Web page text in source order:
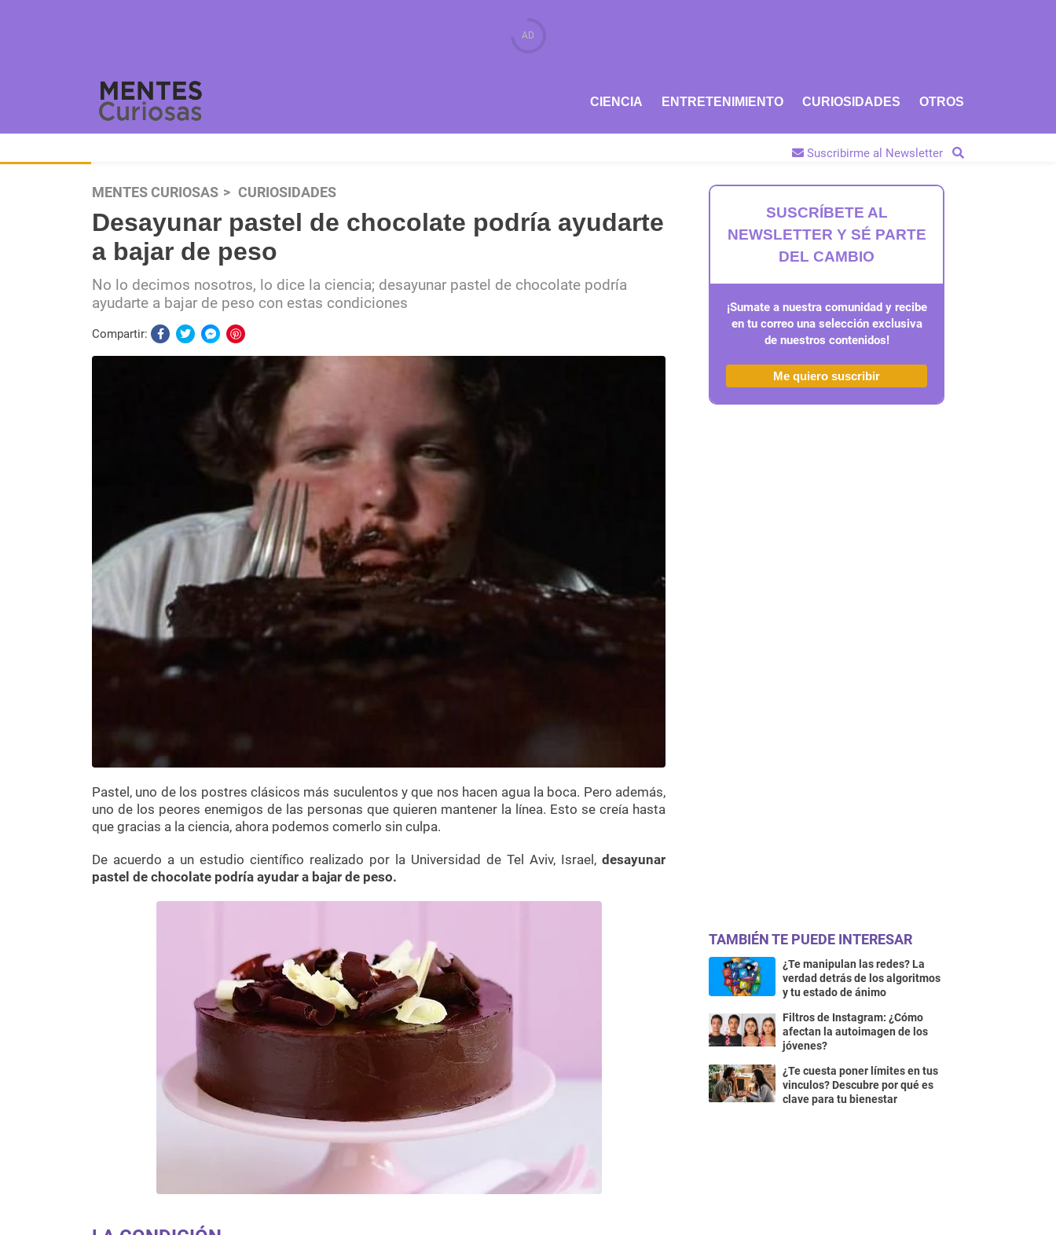
CIENCIA ENTRETENIMIENTO CURIOSIDADES OTROS
Suscribirme al Newsletter
MENTES CURIOSAS CURIOSIDADES
Desayunar pastel de chocolate podría ayudarte
a bajar de peso
No lo decimos nosotros, lo dice la ciencia; desayunar pastel de chocolate podría
ayudarte a bajar de peso con estas condiciones
Compartir:
Pastel, uno de los postres clásicos más suculentos y que nos hacen agua la boca. Pero además,
uno de los peores enemigos de las personas que quieren mantener la línea. Esto se creía hasta
que gracias a la ciencia, ahora podemos comerlo sin culpa.
De acuerdo a un estudio científico realizado por la Universidad de Tel Aviv, Israel, desayunar
pastel de chocolate podría ayudar a bajar de peso.
SUSCRÍBETE AL
NEWSLETTER Y SÉ PARTE
DEL CAMBIO
¡Sumate a nuestra comunidad y recibe
en tu correo una selección exclusiva
de nuestros contenidos!
Me quiero suscribir
TAMBIÉN TE PUEDE INTERESAR
¿Te manipulan las redes? La
verdad detrás de los algoritmos
y tu estado de ánimo
Filtros de Instagram: ¿Cómo
afectan la autoimagen de los
jóvenes?
¿Te cuesta poner límites en tus
vinculos? Descubre por qué es
clave para tu bienestar